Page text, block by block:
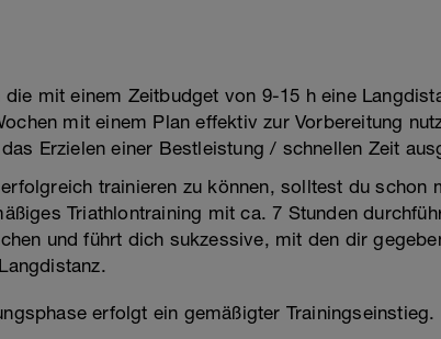
die mit einem Zeitbudget von 9-15 h eine
mit einem Plan effektiv zur Vorbereitung
Erzielen einer Bestleistung / schnellen Zeit
trainieren zu können, solltest du schon
Triathlontraining mit ca. 7 Stunden
und führt dich sukzessive, mit den dir
erfolgt ein gemäßigter Trainingseinstieg.